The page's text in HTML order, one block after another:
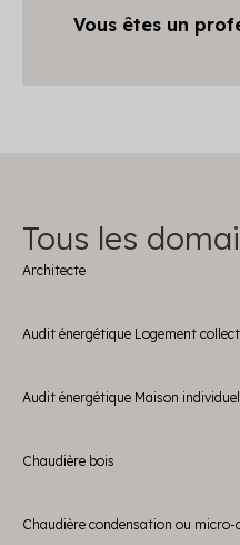
Vous êtes un
Tous les
Architecte
Audit énergétique Logement
Audit énergétique Maison
Chaudière bois
Chaudière condensation ou